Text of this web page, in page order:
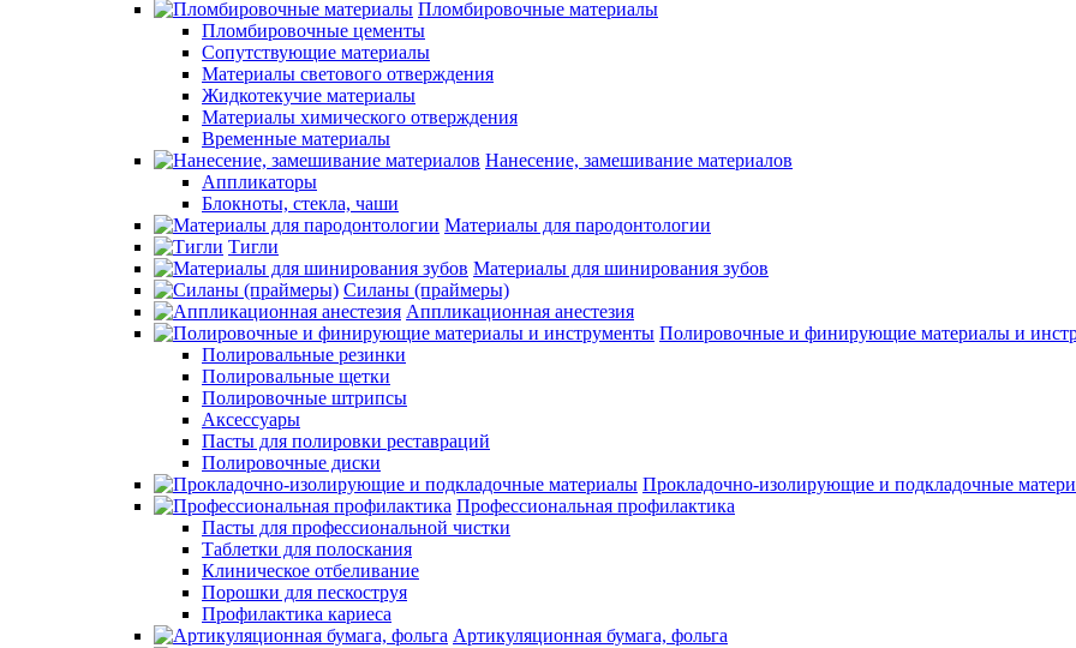
Пломбировочные материалы
Пломбировочные цементы
Сопутствующие материалы
Материалы светового отверждения
Жидкотекучие материалы
Материалы химического отверждения
Временные материалы
Нанесение, замешивание материалов
Аппликаторы
Блокноты, стекла, чаши
Материалы для пародонтологии
Тигли
Материалы для шинирования зубов
Силаны (праймеры)
Аппликационная анестезия
Полировочные и финирующие материалы и
Полировальные резинки
Полировальные щетки
Полировочные штрипсы
Аксессуары
Пасты для полировки реставраций
Полировочные диски
Прокладочно-изолирующие и подкладочные
Профессиональная профилактика
Пасты для профессиональной чистки
Таблетки для полоскания
Клиническое отбеливание
Порошки для пескоструя
Профилактика кариеса
Артикуляционная бумага, фольга